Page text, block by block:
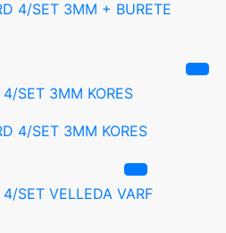
4/SET 3MM KORES
SET VELLEDA VARF